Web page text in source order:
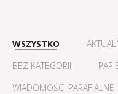
WSZYSTKO
BEZ KATEGORII
WIADOMOŚCI PARAFIALNE